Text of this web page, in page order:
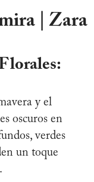
| Zara
y el
oscuros en
verdes
un toque